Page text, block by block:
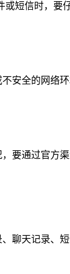
短信时，
安全的网
要通过官方
聊天记录、